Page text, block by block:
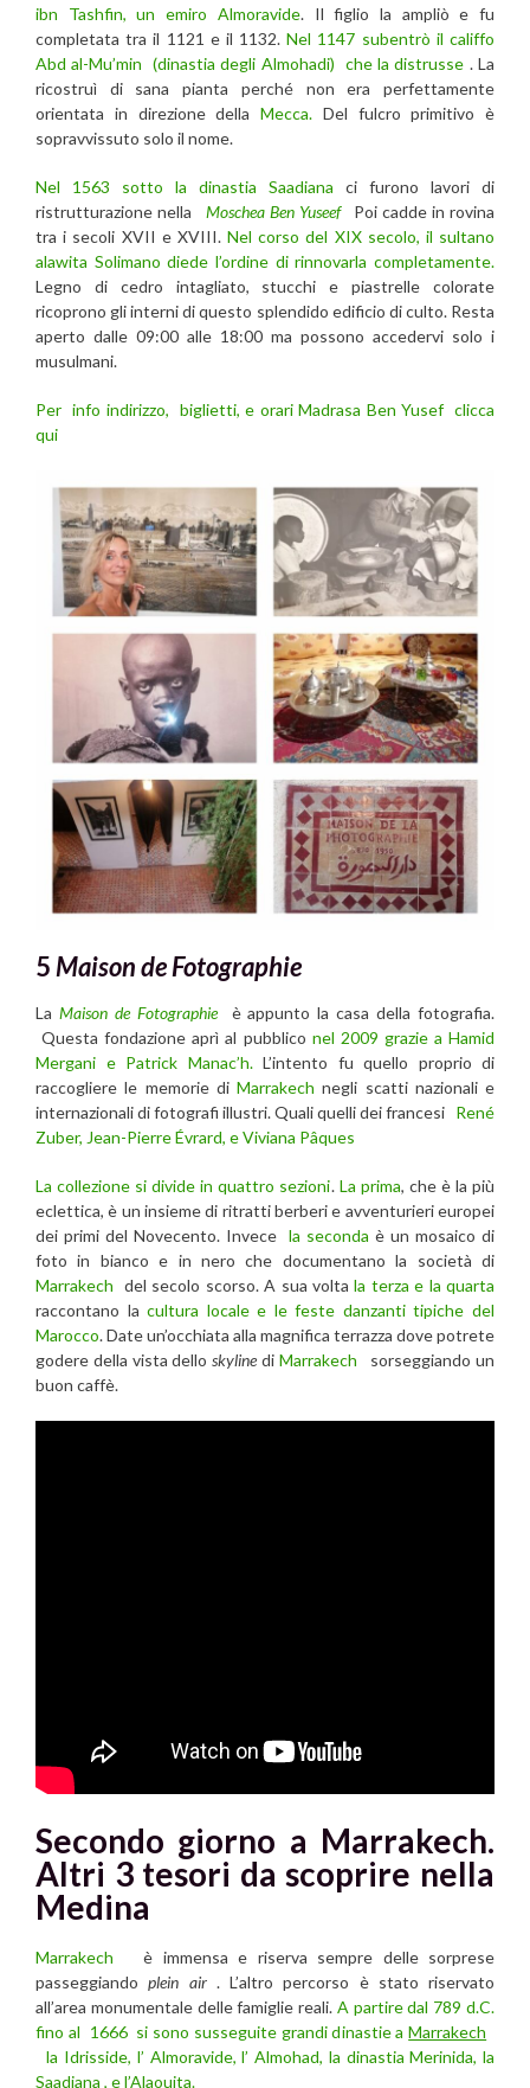
ibn Tashfin, un emiro Almoravide. Il figlio la ampliò e fu
completata tra il 1121 e il 1132.Nel 1147 subentrò il califfo
Abd al-Mu’min (dinastia degli Almohadi) che la distrusse . La
ricostruì di sana pianta perché non era perfettamente
orientata in direzione della Mecca. Del fulcro primitivo è
sopravvissuto solo il nome.
Nel 1563 sotto la dinastia Saadiana ci furono lavori di
ristrutturazione nella
Moschea Ben Yuseef
Poi cadde in rovina
tra i secoli XVII e XVIII.Nel corso del XIX secolo, il sultano
alawita Solimano diede l’ordine di rinnovarla completamente.
Legno di cedro intagliato, stucchi e piastrelle colorate
ricoprono gli interni di questo splendido edificio di culto. Resta
aperto dalle 09:00 alle 18:00 ma possono accedervi solo i
musulmani.
Per info indirizzo, biglietti, e orari Madrasa Ben Yusef clicca
qui
5 Maison de Fotographie
La Maison de Fotographie
è appunto la casa della fotografia.
Questa fondazione aprì al pubblico nel 2009 grazie a Hamid
Mergani e Patrick Manac’h.L’intento fu quello proprio di
raccogliere le memorie di Marrakech negli scatti nazionali e
internazionali di fotografi illustri. Quali quelli dei francesi René
Zuber, Jean-Pierre Évrard, e Viviana Pâques
La collezione si divide in quattro sezioni. La prima, che è la più
eclettica, è un insieme di ritratti berberi e avventurieri europei
dei primi del Novecento. Invece la seconda è un mosaico di
foto in bianco e in nero che documentano la società di
Marrakech del secolo scorso. A sua voltala terza e la quarta
raccontano lacultura locale e le feste danzanti tipiche del
Marocco. Date un’occhiata alla magnifica terrazza dove potrete
godere della vista delloskyline di Marrakech sorseggiando un
buon caffè.
Secondo giorno a Marrakech.
Altri 3 tesori da scoprire nella
Medina
Marrakech è immensa e riserva sempre delle sorprese
passeggiandoplein air. L’altro percorso è stato riservato
all’area monumentale delle famiglie reali. A partire dal 789 d.C.
fino al 1666 si sono susseguite grandi dinastie aMarrakech
la Idrisside, l’ Almoravide, l’ Almohad, la dinastia Merinida, la
Saadiana , e l’Alaouita.